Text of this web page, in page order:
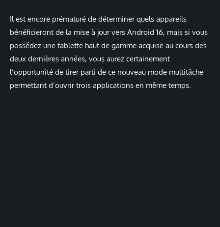
Il est encore prématuré de déterminer quels appareils
bénéficieront de la mise à jour vers Android 16, mais si vous
possédez une tablette haut de gamme acquise au cours des
deux dernières années, vous aurez certainement
l’opportunité de tirer parti de ce nouveau mode multitâche
permettant d’ouvrir trois applications en même temps.